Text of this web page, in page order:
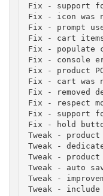
Fix - support
Fix - icon was
Fix - prompt
Fix - cart
Fix - populate
Fix - console
Fix - product
Fix - cart was
Fix - removed
Fix - respect
Fix - support
Fix - hold
Tweak -
Tweak -
Tweak -
Tweak - auto
Tweak -
Tweak -